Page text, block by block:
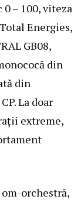
– 100, viteza
Energies,
GB08,
din
din
La doar
extreme,
om-orchestră,